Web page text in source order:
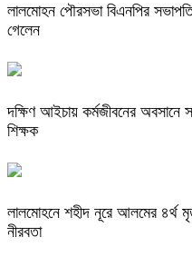
লালমোহন পৌরসভা বিএনপির
গেলেন
দক্ষিণ আইচায় কর্মজীবনের অবসানে
শিক্ষক
লালমোহনে শহীদ নূরে আলমের ৪র্থ
নীরবতা